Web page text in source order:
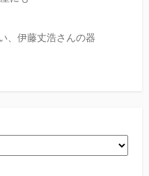
、伊藤丈浩さんの器